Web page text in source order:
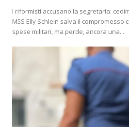
I riformisti accusano la segretaria:
M5S Elly Schlein salva il compromesso
spese militari, ma perde, ancora una...